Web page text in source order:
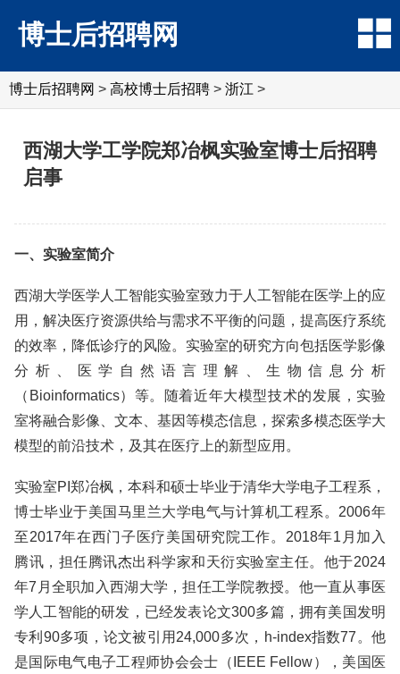
博士后招聘网
博士后招聘网 > 高校博士后招聘 > 浙江 >
西湖大学工学院郑冶枫实验室博士后招聘
启事
一、实验室简介
西湖大学医学人工智能实验室致力于人工智能在医学上的应
用，解决医疗资源供给与需求不平衡的问题，提高医疗系统
的效率，降低诊疗的风险。实验室的研究方向包括医学影像
分析、医学自然语言理解、生物信息分析
（Bioinformatics）等。随着近年大模型技术的发展，实验
室将融合影像、文本、基因等模态信息，探索多模态医学大
模型的前沿技术，及其在医疗上的新型应用。
实验室PI郑冶枫，本科和硕士毕业于清华大学电子工程系，
博士毕业于美国马里兰大学电气与计算机工程系。2006年
至2017年在西门子医疗美国研究院工作。2018年1月加入
腾讯，担任腾讯杰出科学家和天衍实验室主任。他于2024
年7月全职加入西湖大学，担任工学院教授。他一直从事医
学人工智能的研发，已经发表论文300多篇，拥有美国发明
专利90多项，论文被引用24,000多次，h-index指数77。他
是国际电气电子工程师协会会士（IEEE Fellow），美国医